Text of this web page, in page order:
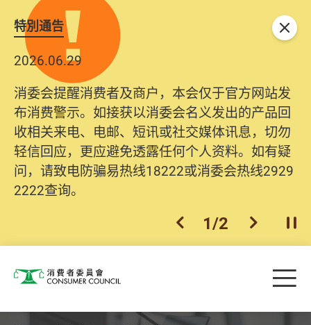
特別通告
2026.06.29
消委会提醒消费者及商户，本会仅于官方网站发
布消费警示。如接获以消委会名义发出的产品回
收相关来电、电邮、短讯或社交媒体讯息，切勿
轻信回应，更应避免透露任何个人资料。如有疑
问，请致电防骗易热线18222或消委会热线2929
2222查询。
上一个
1/2 下一个开
关闭
消费者委员会 目